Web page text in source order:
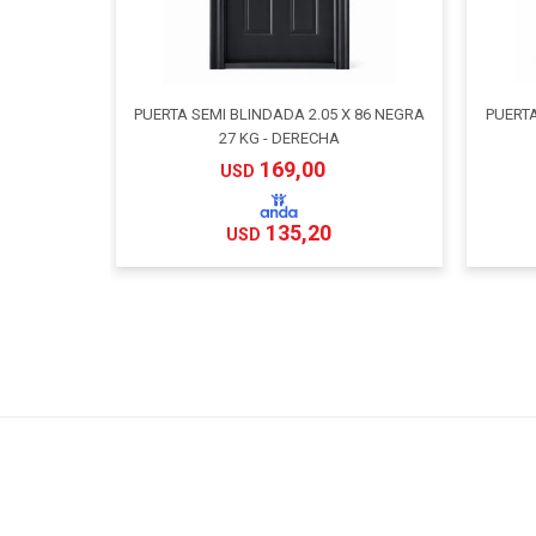
PUERTA SEMI BLINDADA 2.05 X 86 NEGRA
27 KG - DERECHA
USD 169,00
USD 135,20